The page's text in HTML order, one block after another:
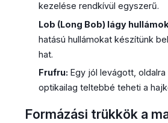
kezelése rendkívül egyszerű.
Lob (Long Bob) lágy
hatású hullámokat készítünk
hat.
Frufru: Egy jól levágott,
optikailag teltebbé teheti a
Formázási trükkök a